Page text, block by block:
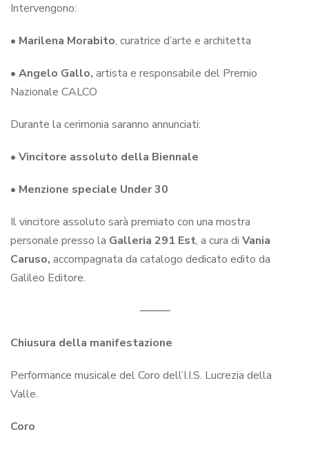
Intervengono:
• Marilena Morabito, curatrice d’arte e architetta
• Angelo Gallo, artista e responsabile del Premio
Nazionale CALCO
Durante la cerimonia saranno annunciati:
• Vincitore assoluto della Biennale
• Menzione speciale Under 30
Il vincitore assoluto sarà premiato con una mostra
personale presso la Galleria 291 Est, a cura di Vania
Caruso, accompagnata da catalogo dedicato edito da
Galileo Editore.
⸻
Chiusura della manifestazione
Performance musicale del Coro dell’I.I.S. Lucrezia della
Valle.
Coro